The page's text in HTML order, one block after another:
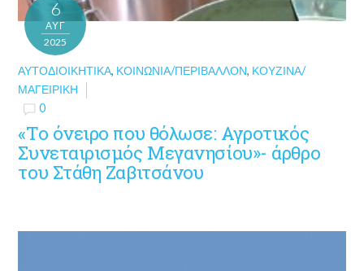
6
ΑΥΓ
2025
ΑΥΤΟΔΙΟΙΚΗΤΙΚΆ, ΚΟΙΝΩΝΊΑ/ΠΕΡΙΒΆΛΛΟΝ, ΚΟΥΖΊΝΑ/
ΜΑΓΕΙΡΙΚΉ
0
«Το όνειρο που θόλωσε: Αγροτικός
Συνεταιρισμός Μεγανησίου»- άρθρο
του Στάθη Ζαβιτσάνου